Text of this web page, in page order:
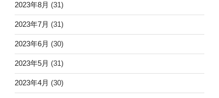
2023年8月 (31)
2023年7月 (31)
2023年6月 (30)
2023年5月 (31)
2023年4月 (30)